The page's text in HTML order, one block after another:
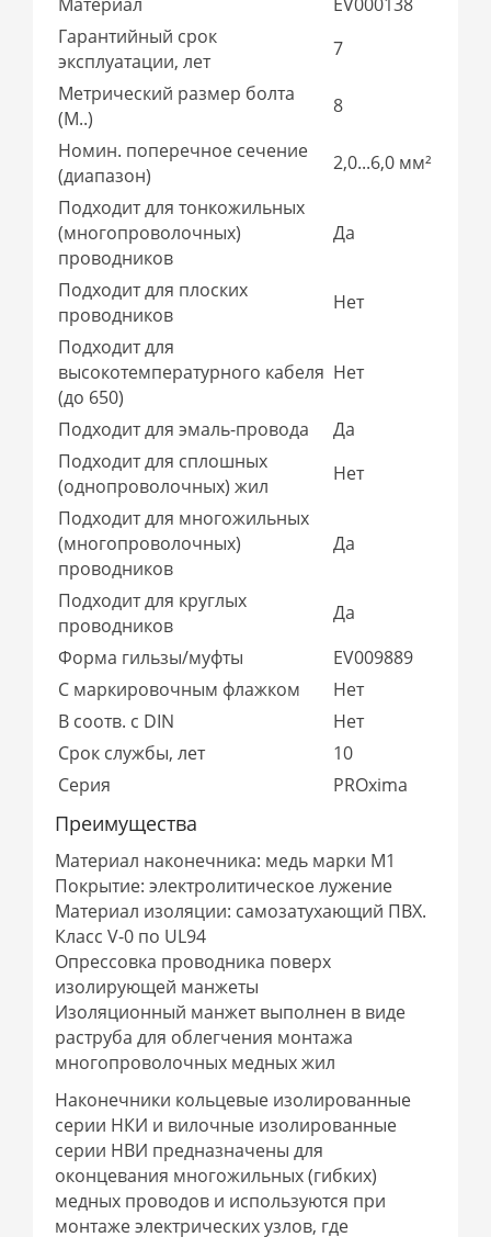
Гарантийный срок
эксплуатации, лет
7
Метрический размер болта
(М..)
8
Номин. поперечное сечение
(диапазон)
2,0...6,0 мм²
Подходит для тонкожильных
(многопроволочных)
проводников
Да
Подходит для плоских
проводников
Нет
Подходит для
высокотемпературного кабеля
(до 650)
Нет
Подходит для эмаль-провода
Да
Подходит для сплошных
(однопроволочных) жил
Нет
Подходит для многожильных
(многопроволочных)
проводников
Да
Подходит для круглых
проводников
Да
Форма гильзы/муфты
EV009889
С маркировочным флажком
Нет
В соотв. с DIN
Нет
Срок службы, лет
10
Серия
PROxima
Преимущества
Материал наконечника: медь марки М1
Покрытие: электролитическое лужение
Материал изоляции: самозатухающий ПВХ.
Класс V-0 по UL94
Опрессовка проводника поверх
изолирующей манжеты
Изоляционный манжет выполнен в виде
раструба для облегчения монтажа
многопроволочных медных жил
Наконечники кольцевые изолированные
серии НКИ и вилочные изолированные
серии НВИ предназначены для
оконцевания многожильных (гибких)
медных проводов и используются при
монтаже электрических узлов, где